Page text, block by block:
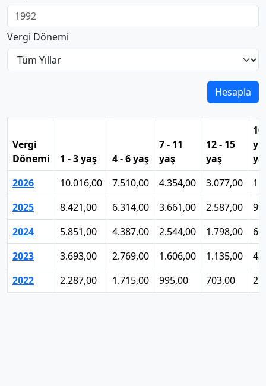
Vergi Dönemi
Hesapla
Vergi
Dönemi
1 - 3 yaş 4 - 6 yaş
7 - 11
yaş
12 - 15
yaş
2026
10.016,00 7.510,00 4.354,00 3.077,00
2025
8.421,00 6.314,00 3.661,00 2.587,00
2024
5.851,00 4.387,00 2.544,00 1.798,00
2023
3.693,00 2.769,00 1.606,00 1.135,00
2022
2.287,00 1.715,00 995,00 703,00